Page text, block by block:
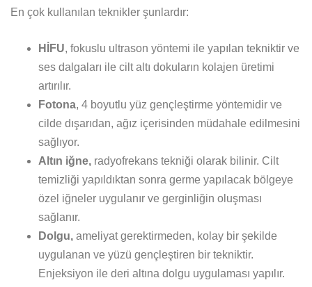
En çok kullanılan teknikler şunlardır:
HİFU, fokuslu ultrason yöntemi ile yapılan tekniktir ve
ses dalgaları ile cilt altı dokuların kolajen üretimi
artırılır.
Fotona, 4 boyutlu yüz gençleştirme yöntemidir ve
cilde dışarıdan, ağız içerisinden müdahale edilmesini
sağlıyor.
Altın iğne, radyofrekans tekniği olarak bilinir. Cilt
temizliği yapıldıktan sonra germe yapılacak bölgeye
özel iğneler uygulanır ve gerginliğin oluşması
sağlanır.
Dolgu, ameliyat gerektirmeden, kolay bir şekilde
uygulanan ve yüzü gençleştiren bir tekniktir.
Enjeksiyon ile deri altına dolgu uygulaması yapılır.